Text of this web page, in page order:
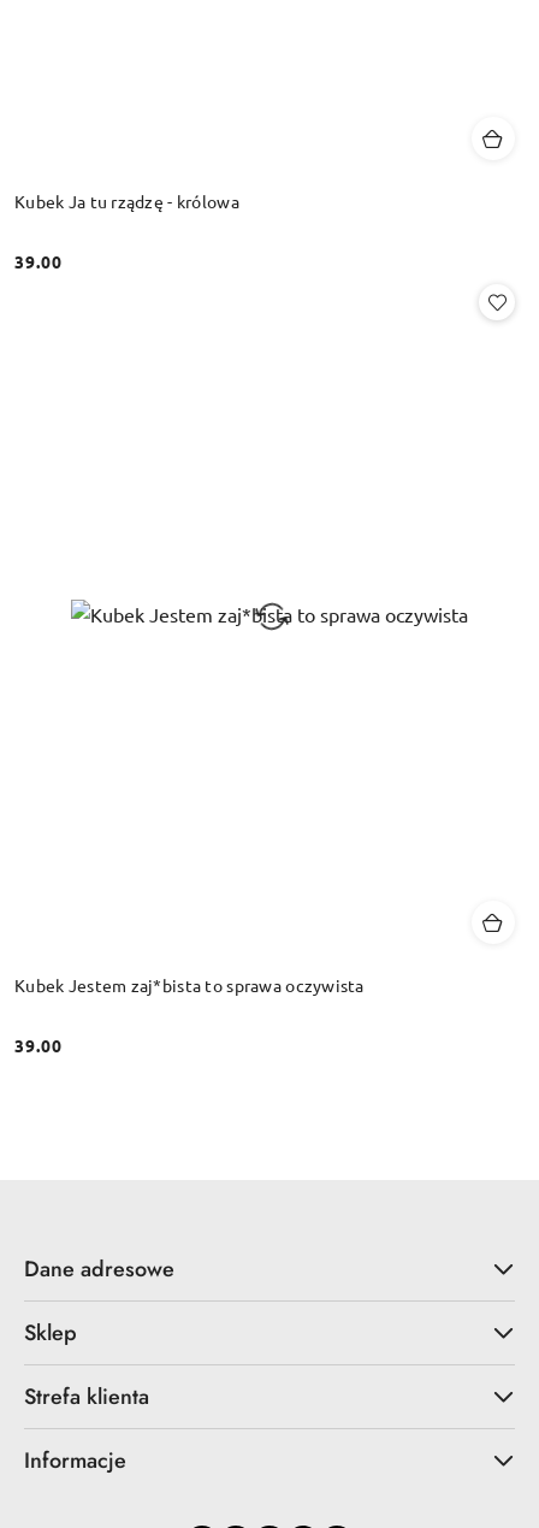
Kubek Ja tu rządzę - królowa
Cena:
39.00
Kubek Jestem zaj*bista to sprawa oczywista
Cena:
39.00
Dane adresowe
Sklep
Strefa klienta
Informacje